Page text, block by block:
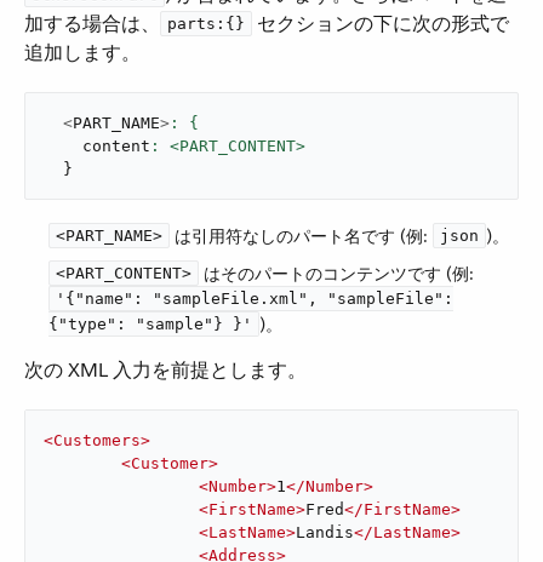
加する場合は、​
parts:{}
​ セクションの下に次の形式で
追加します。
<PART_NAME>
    content
}
<PART_NAME> ​ は引用符なしのパート名です (例: json ​)。
<PART_CONTENT> ​ はそのパートのコンテンツです (例:
'{"name": "sampleFile.xml", "sampleFile":
{"type": "sample"} }'
​)。
次の XML 入力を前提とします。
<Customers>
<Customer>
<Number>1</Number>
<FirstName>Fred</FirstName>
<LastName>Landis</LastName>
<Address>